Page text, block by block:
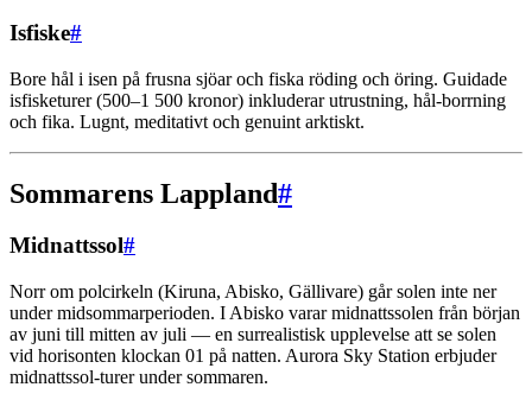
Isfiske#
Bore hål i isen på frusna sjöar och fiska röding och öring. Guidade
isfisketurer (500–1 500 kronor) inkluderar utrustning, hål-borrning
och fika. Lugnt, meditativt och genuint arktiskt.
Sommarens Lappland#
Midnattssol#
Norr om polcirkeln (Kiruna, Abisko, Gällivare) går solen inte ner
under midsommarperioden. I Abisko varar midnattssolen från början
av juni till mitten av juli — en surrealistisk upplevelse att se solen
vid horisonten klockan 01 på natten. Aurora Sky Station erbjuder
midnattssol-turer under sommaren.